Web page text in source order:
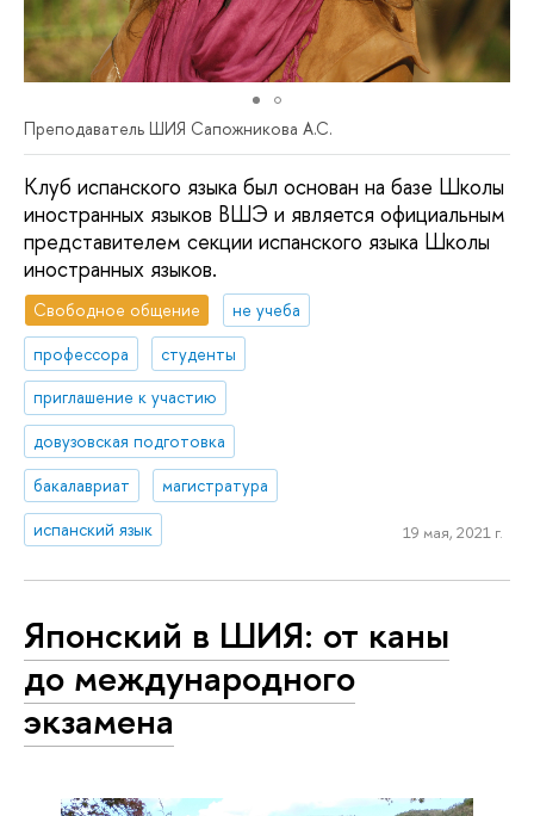
Преподаватель ШИЯ Сапожникова А.С.
Клуб испанского языка был основан на базе Школы
иностранных языков ВШЭ и является официальным
представителем секции испанского языка Школы
иностранных языков.
Свободное общение
не учеба
профессора
студенты
приглашение к участию
довузовская подготовка
бакалавриат
магистратура
испанский язык
19 мая, 2021 г.
Японский в ШИЯ: от каны
до международного
экзамена